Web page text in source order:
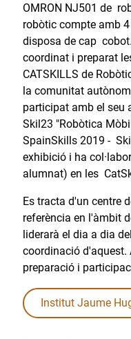
OMRON NJ501 de
robòtic compte amb
disposa de cap
coordinat i preparat
CATSKILLS de
la comunitat
participat amb el seu
Skil23 "Robòtica
SpainSkills 2019 -
exhibició i ha
alumnat) en les
Es tracta d'un centre
referència en l'àmbit
liderarà el dia a dia
coordinació d'aquest.
preparació i
Institut Jaume